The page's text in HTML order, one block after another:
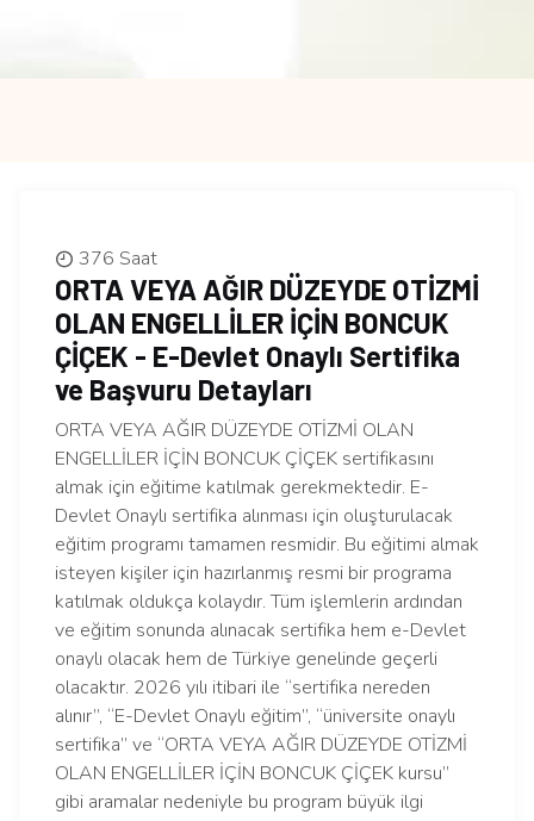
376 Saat
ORTA VEYA AĞIR DÜZEYDE OTİZMİ
OLAN ENGELLİLER İÇİN BONCUK
ÇİÇEK - E-Devlet Onaylı Sertifika
ve Başvuru Detayları
ORTA VEYA AĞIR DÜZEYDE OTİZMİ OLAN
ENGELLİLER İÇİN BONCUK ÇİÇEK sertifikasını
almak için eğitime katılmak gerekmektedir. E-
Devlet Onaylı sertifika alınması için oluşturulacak
eğitim programı tamamen resmidir. Bu eğitimi almak
isteyen kişiler için hazırlanmış resmi bir programa
katılmak oldukça kolaydır. Tüm işlemlerin ardından
ve eğitim sonunda alınacak sertifika hem e-Devlet
onaylı olacak hem de Türkiye genelinde geçerli
olacaktır. 2026 yılı itibari ile “sertifika nereden
alınır”, “E-Devlet Onaylı eğitim”, “üniversite onaylı
sertifika” ve “ORTA VEYA AĞIR DÜZEYDE OTİZMİ
OLAN ENGELLİLER İÇİN BONCUK ÇİÇEK kursu”
gibi aramalar nedeniyle bu program büyük ilgi